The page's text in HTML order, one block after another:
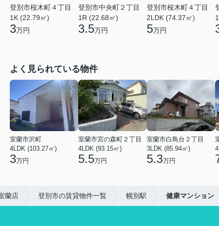
登別市桜木町４丁目
1K (22.79㎡)
3万円
登別市中央町２丁目
1R (22.68㎡)
3.5万円
登別市桜木町４丁目
2LDK (74.37㎡)
5万円
よく見られている物件
室蘭市沢町
4LDK (103.27㎡)
3万円
室蘭市宮の森町２丁目
4LDK (93.15㎡)
5.5万円
室蘭市白鳥台２丁目
3LDK (85.94㎡)
5.3万円
蘭店 登別市の賃貸物件一覧 幌別駅 健康マンション